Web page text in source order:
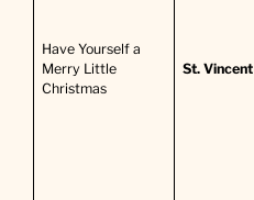
Have Yourself a
Merry Little
Christmas
St. Vincent